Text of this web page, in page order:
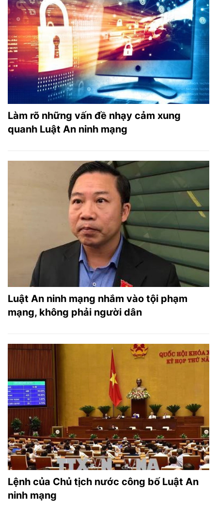
Làm rõ những vấn đề nhạy cảm xung
quanh Luật An ninh mạng
Luật An ninh mạng nhắm vào tội phạm
mạng, không phải người dân
Lệnh của Chủ tịch nước công bố Luật An
ninh mạng